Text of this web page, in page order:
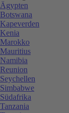
Ägypten
Botswana
Kapeverden
Kenia
Marokko
Mauritius
Namibia
Reunion
Seychellen
Simbabwe
Südafrika
Tanzania